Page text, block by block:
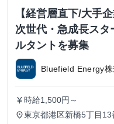
【経営層直下/大手
次世代・急成長ス
ルタントを募集
Bluefield Energy株
currency_yen 時給1,500円～
place東京都港区新橋5丁目